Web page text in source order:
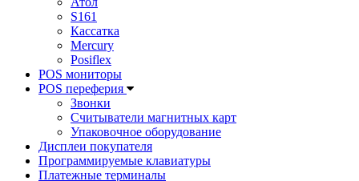
S161
Кассатка
Mercury
Posiflex
POS мониторы
POS переферия
Звонки
Считыватели магнитных карт
Упаковочное оборудование
Дисплеи покупателя
Программируемые клавиатуры
Платежные терминалы